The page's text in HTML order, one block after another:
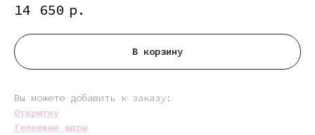
14 650 р.
В корзину
Вы можете добавить к заказу:
Открытку
Гелиевые шары